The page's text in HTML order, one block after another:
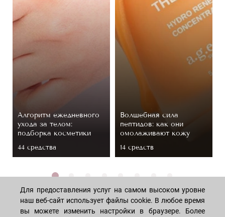
Алгоритм ежедневного
ухода за телом:
подборка косметики
44 средствa
Волшебная сила
пептидов: как они
омолаживают кожу
14 средств
Для предоставления услуг на самом высоком уровне
наш веб-сайт использует файлы cookie. В любое время
вы можете изменить настройки в браузере. Более